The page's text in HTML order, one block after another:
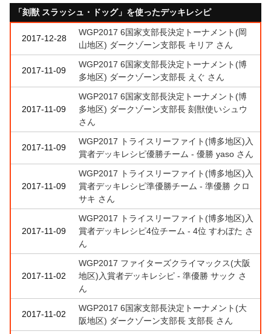
「刻獣 スラッシュ・ドッグ」を使ったデッキレシピ
2017-12-28
WGP2017 6国家支部長決定トーナメント(岡
山地区) ダークゾーン支部長 キリア さん
2017-11-09
WGP2017 6国家支部長決定トーナメント(博
多地区) ダークゾーン支部長 えぐ さん
2017-11-09
WGP2017 6国家支部長決定トーナメント(博
多地区) ダークゾーン支部長 刻獣使いシュウ
さん
2017-11-09
WGP2017 トライスリーファイト(博多地区)入
賞者デッキレシピ優勝チーム - 優勝 yaso さん
2017-11-09
WGP2017 トライスリーファイト(博多地区)入
賞者デッキレシピ準優勝チーム - 準優勝 クロ
サキ さん
2017-11-09
WGP2017 トライスリーファイト(博多地区)入
賞者デッキレシピ4位チーム - 4位 すわぼた さ
ん
2017-11-02
WGP2017 ファイターズクライマックス(大阪
地区)入賞者デッキレシピ - 準優勝 サック さ
ん
2017-11-02
WGP2017 6国家支部長決定トーナメント(大
阪地区) ダークゾーン支部長 支部長 さん